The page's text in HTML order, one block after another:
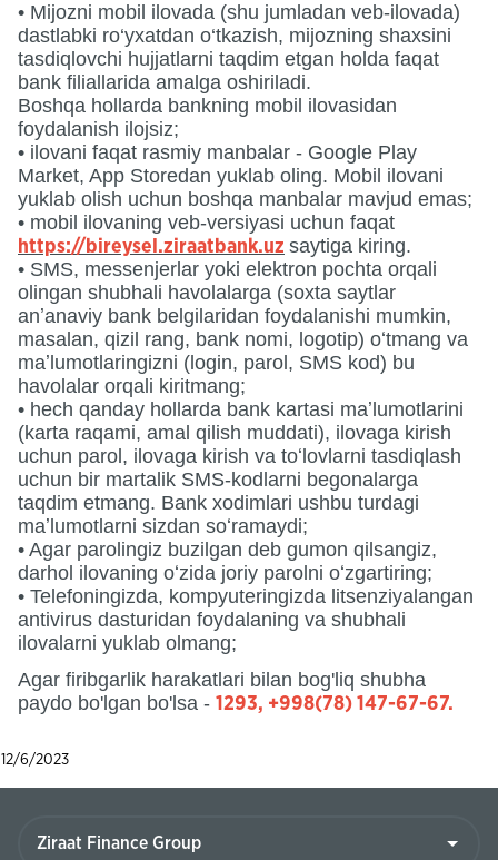
• Mijozni mobil ilovada (shu jumladan veb-ilovada)
dastlabki ro‘yxatdan o‘tkazish, mijozning shaxsini
tasdiqlovchi hujjatlarni taqdim etgan holda faqat
bank filiallarida amalga oshiriladi.
Boshqa hollarda bankning mobil ilovasidan
foydalanish ilojsiz;
• ilovani faqat rasmiy manbalar - Google Play
Market, App Storedan yuklab oling. Mobil ilovani
yuklab olish uchun boshqa manbalar mavjud emas;
• mobil ilovaning veb-versiyasi uchun faqat
https://bireysel.ziraatbank.uz saytiga kiring.
• SMS, messenjerlar yoki elektron pochta orqali
olingan shubhali havolalarga (soxta saytlar
anʼanaviy bank belgilaridan foydalanishi mumkin,
masalan, qizil rang, bank nomi, logotip) oʻtmang va
maʼlumotlaringizni (login, parol, SMS kod) bu
havolalar orqali kiritmang;
• hech qanday hollarda bank kartasi maʼlumotlarini
(karta raqami, amal qilish muddati), ilovaga kirish
uchun parol, ilovaga kirish va toʻlovlarni tasdiqlash
uchun bir martalik SMS-kodlarni begonalarga
taqdim etmang. Bank xodimlari ushbu turdagi
maʼlumotlarni sizdan soʻramaydi;
• Agar parolingiz buzilgan deb gumon qilsangiz,
darhol ilovaning oʻzida joriy parolni oʻzgartiring;
• Telefoningizda, kompyuteringizda litsenziyalangan
antivirus dasturidan foydalaning va shubhali
ilovalarni yuklab olmang;
Agar firibgarlik harakatlari bilan bog'liq shubha
paydo bo'lgan bo'lsa - 1293, +998(78) 147-67-67.
12/6/2023